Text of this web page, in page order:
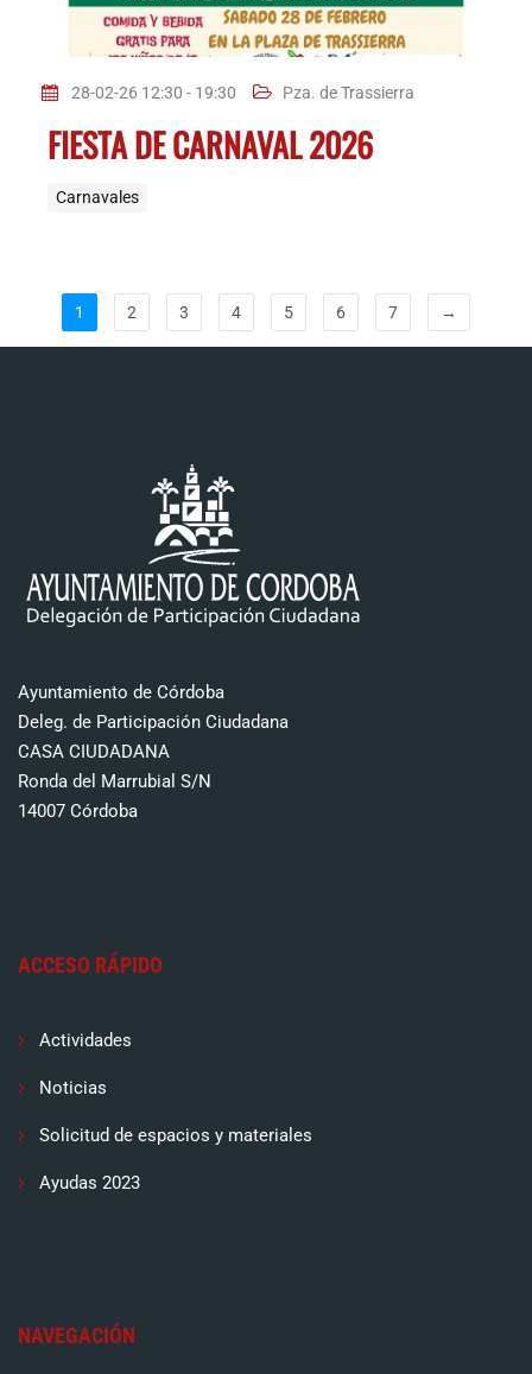
28-02-26 12:30 - 19:30 Pza. de Trassierra
FIESTA DE CARNAVAL 2026
Carnavales
1 2 3 4 5 6 7 →
Ayuntamiento de Córdoba
Deleg. de Participación Ciudadana
CASA CIUDADANA
Ronda del Marrubial S/N
14007 Córdoba
ACCESO RÁPIDO
Actividades
Noticias
Solicitud de espacios y materiales
Ayudas 2023
NAVEGACIÓN